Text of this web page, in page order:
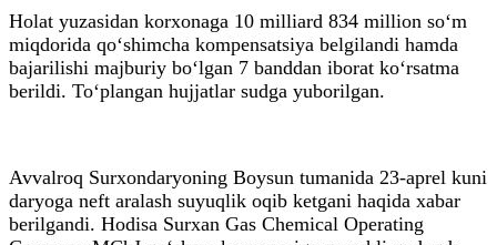
Holat yuzasidan korxonaga 10 milliard 834 million so‘m
miqdorida qo‘shimcha kompensatsiya belgilandi hamda
bajarilishi majburiy bo‘lgan 7 banddan iborat ko‘rsatma
berildi. To‘plangan hujjatlar sudga yuborilgan.
Avvalroq Surxondaryoning Boysun tumanida 23-aprel kuni
daryoga neft aralash suyuqlik oqib ketgani haqida xabar
berilgandi. Hodisa Surxan Gas Chemical Operating